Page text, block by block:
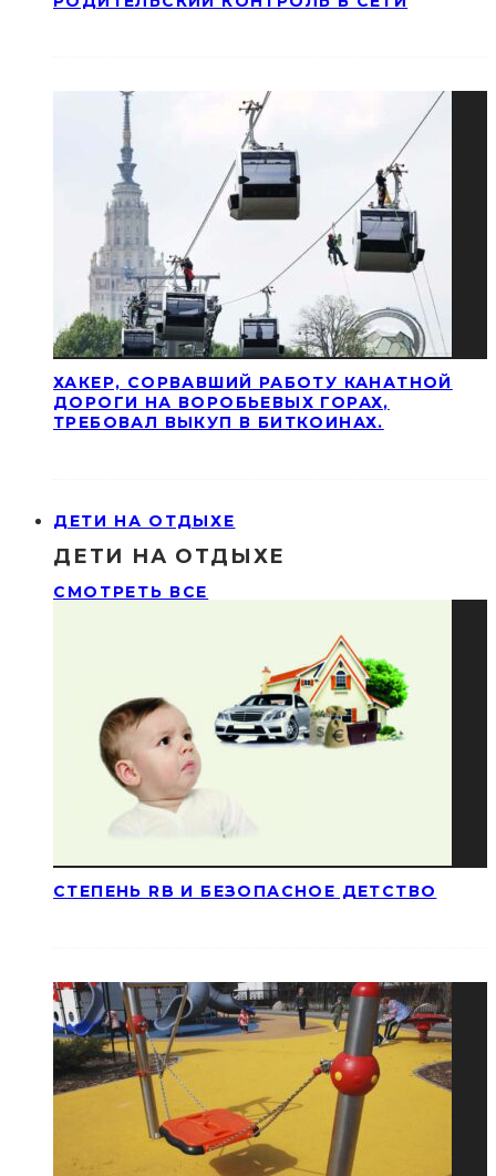
ХАКЕР, СОРВАВШИЙ РАБОТУ КАНАТНОЙ
ДОРОГИ НА ВОРОБЬЕВЫХ ГОРАХ,
ТРЕБОВАЛ ВЫКУП В БИТКОИНАХ.
ДЕТИ НА ОТДЫХЕ
ДЕТИ НА ОТДЫХЕ
СМОТРЕТЬ ВСЕ
СТЕПЕНЬ RB И БЕЗОПАСНОЕ ДЕТСТВО